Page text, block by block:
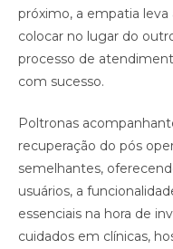
próximo, a empatia leva
colocar no lugar do
processo de
com sucesso.
Poltronas
recuperação do pós
semelhantes,
usuários, a
essenciais na hora de
cuidados em clínicas,